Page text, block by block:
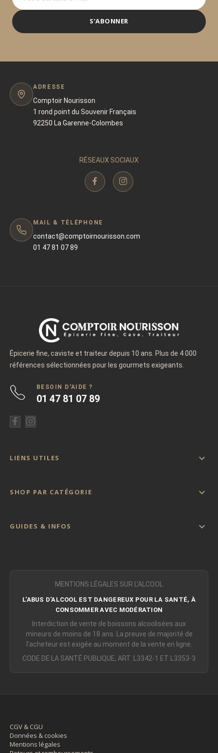
S’ABONNER
ADRESSE
Comptoir Nourisson
1 rond point du Souvenir Français
92250 La Garenne-Colombes
RÉSEAUX SOCIAUX
MAIL & TÉLÉPHONE
contact@comptoirnourisson.com
01 47 81 07 89
Épicerie fine, caviste et traiteur depuis 10 ans. Plus de 4 000
références sélectionnées pour les gourmets exigeants.
BESOIN D'AIDE ?
01 47 81 07 89
LIENS UTILES 
SHOP PAR CATÉGORIE 
GUIDES & INFOS 
MENTIONS LÉGALES SUR L'ALCOOL
L'ABUS D'ALCOOL EST DANGEREUX POUR LA SANTÉ, À
CONSOMMER AVEC MODÉRATION
Interdiction de vente de boissons alcoolisées aux
mineurs de moins de 18 ans. La preuve de majorité de
l'acheteur est exigée au moment de la vente en ligne.
CODE DE LA SANTÉ PUBLIQUE, ART. L3342-1 ET L3353-3
CGV & CGU
Données & cookies
Mentions légales